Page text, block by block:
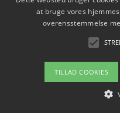
vedvarende energikilder
Om / kontakt
at bruge vores
overensstemmelse
TILLAD COOKIES